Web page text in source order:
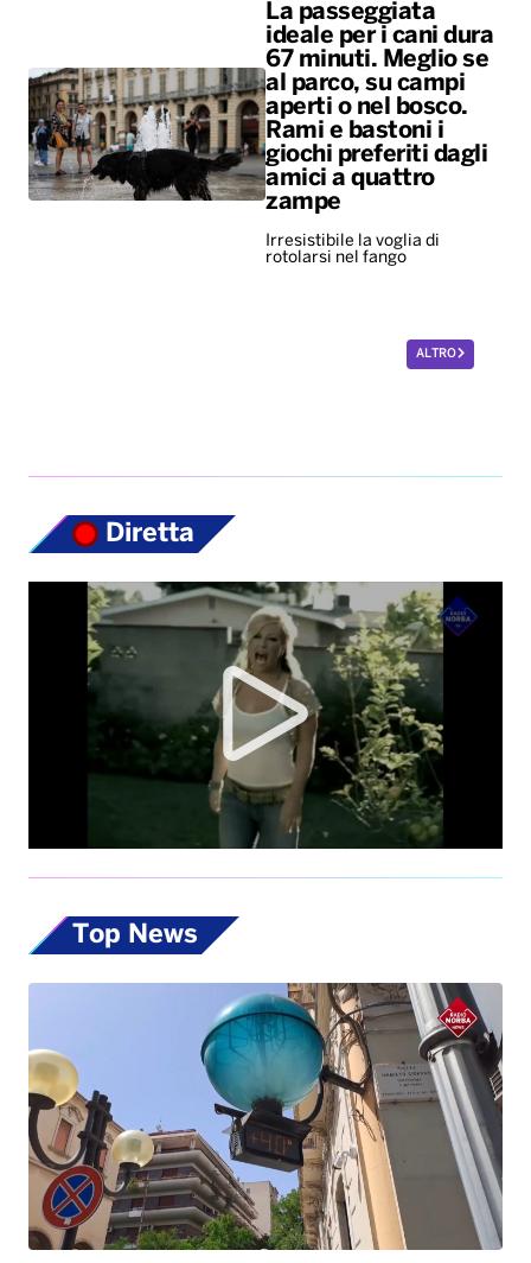
La passeggiata
ideale per i cani dura
67 minuti. Meglio se
al parco, su campi
aperti o nel bosco.
Rami e bastoni i
giochi preferiti dagli
amici a quattro
zampe
Irresistibile la voglia di
rotolarsi nel fango
ALTRO
Diretta
Top News